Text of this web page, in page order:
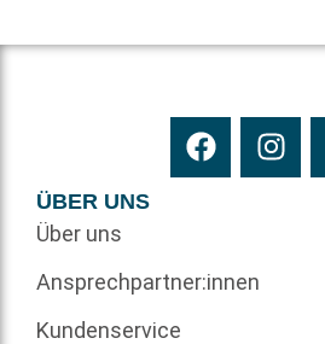
ÜBER UNS
Über uns
Ansprechpartner:innen
Kundenservice